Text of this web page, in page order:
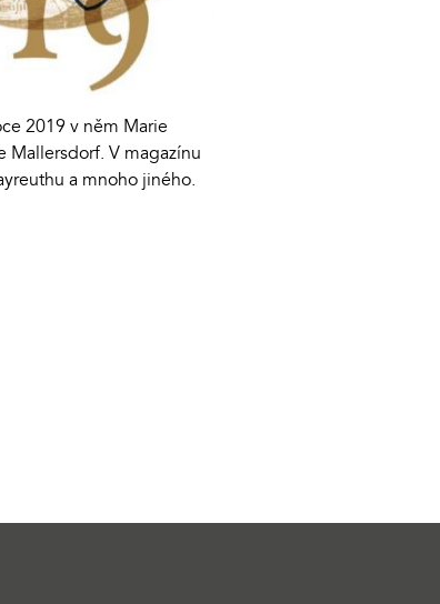
2019 v něm Marie
Mallersdorf. V magazínu
a mnoho jiného.